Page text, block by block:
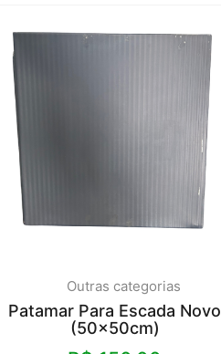
Outras categorias
Patamar Para Escada Novo
(50x50cm)